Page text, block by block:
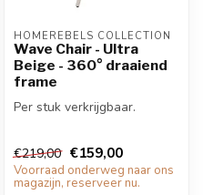
HOMEREBELS COLLECTION
Wave Chair - Ultra
Beige - 360° draaiend
frame
Per stuk verkrijgbaar.
€219,00 €159,00
Voorraad onderweg naar ons
magazijn, reserveer nu.